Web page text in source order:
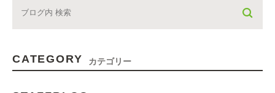
CATEGORY カテゴリー